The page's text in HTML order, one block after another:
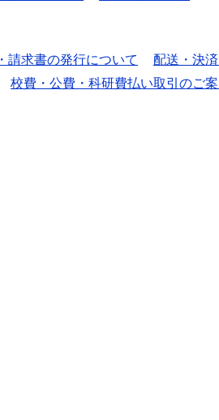
請求書の発行について 配送・決
校費・公費・科研費払い取引のご